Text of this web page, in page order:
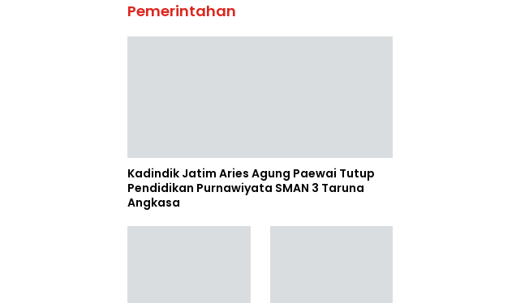
Pemerintahan
Kadindik Jatim Aries Agung Paewai Tutup
Pendidikan Purnawiyata SMAN 3 Taruna
Angkasa